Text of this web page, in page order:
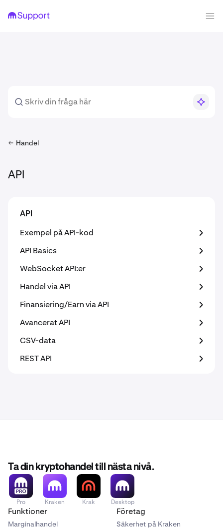
Handel
API
API
Exempel på API-kod
API Basics
WebSocket API:er
Handel via API
Finansiering/Earn via API
Avancerat API
CSV-data
REST API
Ta din kryptohandel till nästa nivå.
Pro Kraken Krak Desktop
Funktioner
Marginalhandel
Företag
Säkerhet på Kraken